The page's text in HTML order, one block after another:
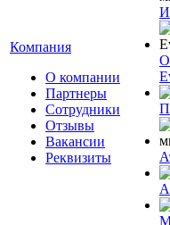
Компания
О компании
Партнеры
Сотрудники
Отзывы
Вакансии
Реквизиты